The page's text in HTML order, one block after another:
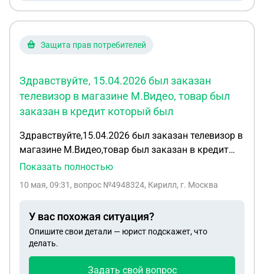
Защита прав потребителей
Здравствуйте, 15.04.2026 был заказан
телевизор в магазине М.Видео, товар был
заказан в кредит который был
Здравствуйте,15.04.2026 был заказан телевизор в
магазине М.Видео,товар был заказан в кредит
который был предварительно одобрен банком
акция на витринный образец по цене которая
назначена дата домики 19.04.2026 и тут
понеслось сначала досла доставку перенесли на
21.04.2026 далее на 23.04.2026,при общении с
Показать полностью
10 мая, 09:31 , вопрос №4948324, Кирилл, г. Москва
У вас похожая ситуация?
Опишите свои детали — юрист подскажет, что
делать.
Задать свой вопрос